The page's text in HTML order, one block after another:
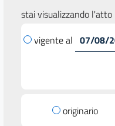
stai visualizzando l'atto
vigente al
originario